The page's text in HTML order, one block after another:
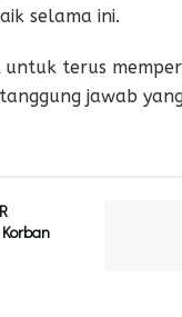
selama ini.
untuk terus
jawab